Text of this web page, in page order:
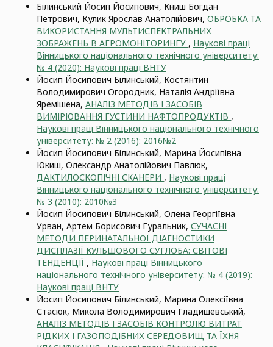
Білинський Йосип Йосипович, Книш Богдан
Петрович, Кулик Ярослав Анатолійович, ОБРОБКА ТА
ВИКОРИСТАННЯ МУЛЬТИСПЕКТРАЛЬНИХ
ЗОБРАЖЕНЬ В АГРОМОНІТОРИНГУ , Наукові праці
Вінницького національного технічного університету:
№ 4 (2020): Наукові праці ВНТУ
Йосип Йосипович Білинський, Костянтин
Володимирович Огородник, Наталія Андріївна
Яремішена, АНАЛІЗ МЕТОДІВ І ЗАСОБІВ
ВИМІРЮВАННЯ ГУСТИНИ НАФТОПРОДУКТІВ ,
Наукові праці Вінницького національного технічного
університету: № 2 (2016): 2016№2
Йосип Йосипович Білинський, Марина Йосипівна
Юкиш, Олександр Анатолійович Павлюк,
ДАКТИЛОСКОПІЧНІ СКАНЕРИ , Наукові праці
Вінницького національного технічного університету:
№ 3 (2010): 2010№3
Йосип Йосипович Білинський, Олена Георгіївна
Урван, Артем Борисович Гуральник, СУЧАСНІ
МЕТОДИ ПЕРИНАТАЛЬНОЇ ДІАГНОСТИКИ
ДИСПЛАЗІЇ КУЛЬШОВОГО СУГЛОБА: СВІТОВІ
ТЕНДЕНЦІЇ , Наукові праці Вінницького
національного технічного університету: № 4 (2019):
Наукові праці ВНТУ
Йосип Йосипович Білинський, Марина Олексіївна
Стасюк, Микола Володимирович Гладишевський,
АНАЛІЗ МЕТОДІВ І ЗАСОБІВ КОНТРОЛЮ ВИТРАТ
РІДКИХ І ГАЗОПОДІБНИХ СЕРЕДОВИЩ ТА ЇХНЯ